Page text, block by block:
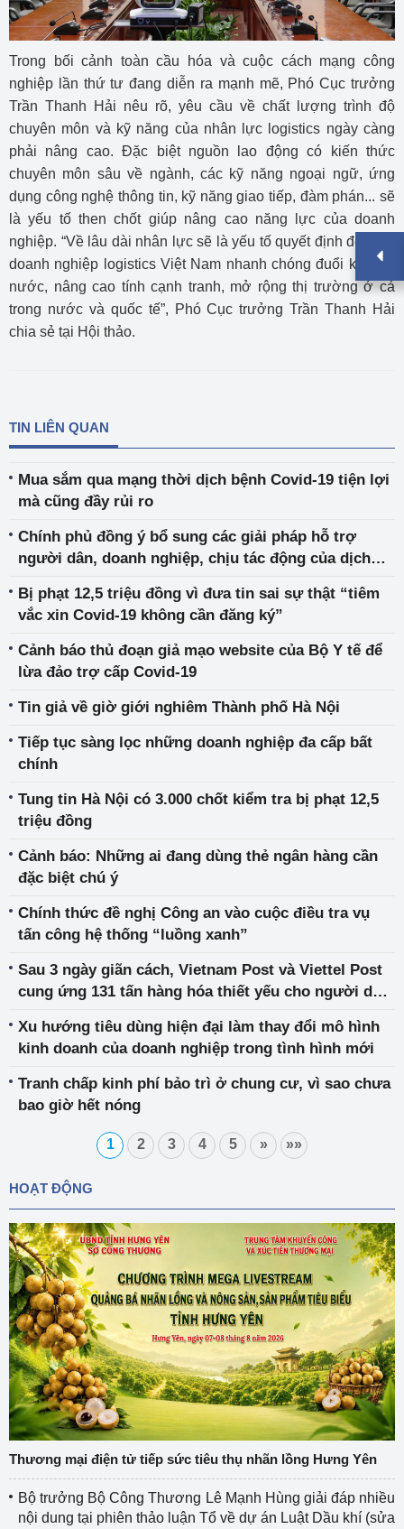
Trong bối cảnh toàn cầu hóa và cuộc cách mạng công
nghiệp lần thứ tư đang diễn ra mạnh mẽ, Phó Cục trưởng
Trần Thanh Hải nêu rõ, yêu cầu về chất lượng trình độ
chuyên môn và kỹ năng của nhân lực logistics ngày càng
phải nâng cao. Đặc biệt nguồn lao động có kiến thức
chuyên môn sâu về ngành, các kỹ năng ngoại ngữ, ứng
dụng công nghệ thông tin, kỹ năng giao tiếp, đàm phán... sẽ
là yếu tố then chốt giúp nâng cao năng lực của doanh
nghiệp. “Về lâu dài nhân lực sẽ là yếu tố quyết định để giúp
doanh nghiệp logistics Việt Nam nhanh chóng đuổi kịp các
nước, nâng cao tính cạnh tranh, mở rộng thị trường ở cả
trong nước và quốc tế”, Phó Cục trưởng Trần Thanh Hải
chia sẻ tại Hội thảo.
TIN LIÊN QUAN
Mua sắm qua mạng thời dịch bệnh Covid-19 tiện lợi
mà cũng đầy rủi ro
Chính phủ đồng ý bổ sung các giải pháp hỗ trợ
người dân, doanh nghiệp, chịu tác động của dịch
Bị phạt 12,5 triệu đồng vì đưa tin sai sự thật “tiêm
vắc xin Covid-19 không cần đăng ký”
Cảnh báo thủ đoạn giả mạo website của Bộ Y tế để
lừa đảo trợ cấp Covid-19
Tin giả về giờ giới nghiêm Thành phố Hà Nội
Tiếp tục sàng lọc những doanh nghiệp đa cấp bất
chính
Tung tin Hà Nội có 3.000 chốt kiểm tra bị phạt 12,5
triệu đồng
Cảnh báo: Những ai đang dùng thẻ ngân hàng cần
đặc biệt chú ý
Chính thức đề nghị Công an vào cuộc điều tra vụ
tấn công hệ thống “luồng xanh”
Sau‌ ‌3‌ ‌ngày‌ ‌giãn‌ ‌cách‌,‌ ‌Vietnam‌ ‌Post‌ ‌và‌ ‌Viettel‌ ‌Post‌
‌cung ứng 131‌ ‌tấn‌ ‌hàng‌ ‌hóa‌ ‌thiết‌ ‌yếu‌ ‌cho người dân
Xu hướng tiêu dùng hiện đại làm thay đổi mô hình
kinh doanh của doanh nghiệp trong tình hình mới
Tranh chấp kinh phí bảo trì ở chung cư, vì sao chưa
bao giờ hết nóng
1 2 3 4 5 » »»
HOẠT ĐỘNG
Thương mại điện tử tiếp sức tiêu thụ nhãn lồng Hưng Yên
Bộ trưởng Bộ Công Thương Lê Mạnh Hùng giải đáp nhiều
nội dung tại phiên thảo luận Tổ về dự án Luật Dầu khí (sửa